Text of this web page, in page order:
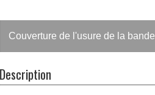
Couverture de l'usure de la
Description